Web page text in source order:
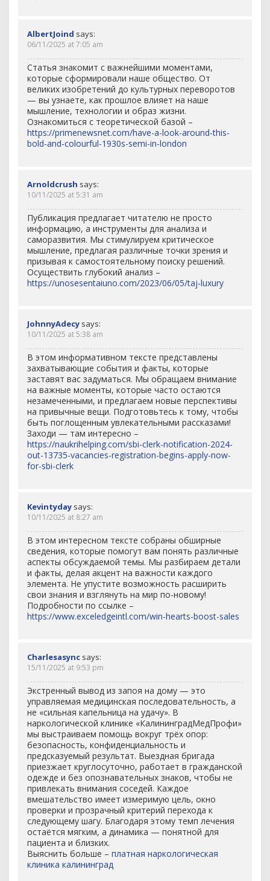
AlbertJoind says:
06/11/2025 at 7:05 am
Статья знакомит с важнейшими моментами,
которые сформировали наше общество. От
великих изобретений до культурных переворотов
— вы узнаете, как прошлое влияет на наше
мышление, технологии и образ жизни.
Ознакомиться с теоретической базой –
https://primenewsnet.com/have-a-look-around-this-
bold-and-colourful-1930s-semi-in-london
Arnoldcrush says:
10/11/2025 at 5:31 am
Публикация предлагает читателю не просто
информацию, а инструменты для анализа и
саморазвития. Мы стимулируем критическое
мышление, предлагая различные точки зрения и
призывая к самостоятельному поиску решений.
Осуществить глубокий анализ –
https://unosesentaiuno.com/2023/06/05/taj-luxury
JohnnyAdecy says:
10/11/2025 at 5:38 am
В этом информативном тексте представлены
захватывающие события и факты, которые
заставят вас задуматься. Мы обращаем внимание
на важные моменты, которые часто остаются
незамеченными, и предлагаем новые перспективы
на привычные вещи. Подготовьтесь к тому, чтобы
быть поглощенным увлекательными рассказами!
Заходи — там интересно –
https://naukrihelping.com/sbi-clerk-notification-2024-
out-13735-vacancies-registration-begins-apply-now-
for-sbi-clerk
Kevintyday says:
10/11/2025 at 8:27 am
В этом интересном тексте собраны обширные
сведения, которые помогут вам понять различные
аспекты обсуждаемой темы. Мы разбираем детали
и факты, делая акцент на важности каждого
элемента. Не упустите возможность расширить
свои знания и взглянуть на мир по-новому!
Подробности по ссылке –
https://www.exceledgeintl.com/win-hearts-boost-sales
Charlesasync says:
15/11/2025 at 9:53 pm
Экстренный вывод из запоя на дому — это
управляемая медицинская последовательность, а
не «сильная капельница на удачу». В
наркологической клинике «КалининградМедПрофи»
мы выстраиваем помощь вокруг трёх опор:
безопасность, конфиденциальность и
предсказуемый результат. Выездная бригада
приезжает круглосуточно, работает в гражданской
одежде и без опознавательных знаков, чтобы не
привлекать внимания соседей. Каждое
вмешательство имеет измеримую цель, окно
проверки и прозрачный критерий перехода к
следующему шагу. Благодаря этому темп лечения
остаётся мягким, а динамика — понятной для
пациента и близких.
Выяснить больше – платная наркологическая
клиника калининград